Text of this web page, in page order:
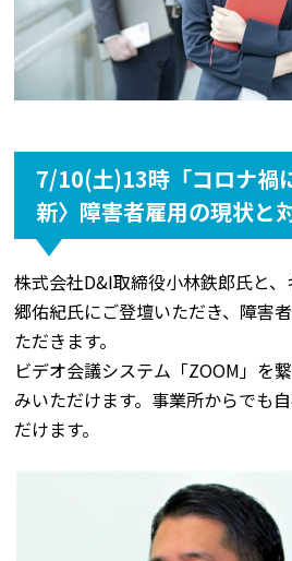
7/10(土)13時「コロナ禍
新〉障害者雇用の現状と
株式会社D&I取締役小林鉄郎氏と
郷佑紀氏にご登壇いただき、障害
ただきます。
ビデオ会議システム「ZOOM」を
みいただけます。事業所からでも
だけます。